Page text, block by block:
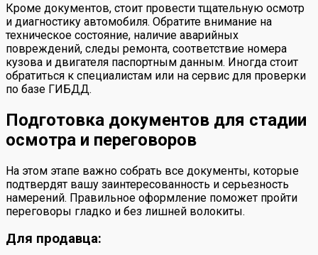
Кроме документов, стоит провести тщательную осмотр
и диагностику автомобиля. Обратите внимание на
техническое состояние, наличие аварийных
повреждений, следы ремонта, соответствие номера
кузова и двигателя паспортным данным. Иногда стоит
обратиться к специалистам или на сервис для проверки
по базе ГИБДД.
Подготовка документов для стадии
осмотра и переговоров
На этом этапе важно собрать все документы, которые
подтвердят вашу заинтересованность и серьезность
намерений. Правильное оформление поможет пройти
переговоры гладко и без лишней волокиты.
Для продавца: